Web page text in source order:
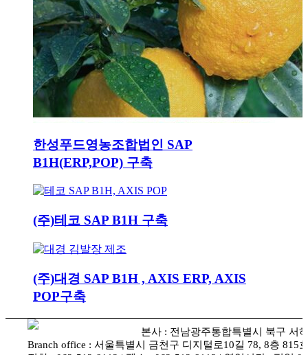
한성푸드영농조합법인 SAP
B1H(ERP,POP) 구축
(주)테코 SAP B1H 구축
(주)대경 SAP B1H , AXIS ERP, AXIS
POP구축
본사 : 전남광주통합특별시 북구 서
Branch office : 서울특별시 금천구 디지털로10길 78, 8층 815